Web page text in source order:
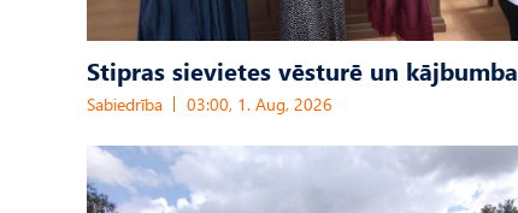
Stipras sievietes vēsturē un kājbumba
Sabiedrība 03:00, 1. Aug, 2026